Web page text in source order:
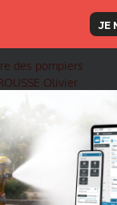
JE
des pompiers
Olivier
< Retour à la liste des